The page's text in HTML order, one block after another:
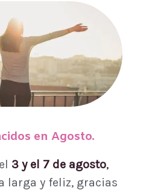
en Agosto.
3 y el 7 de agosto,
larga y feliz, gracias